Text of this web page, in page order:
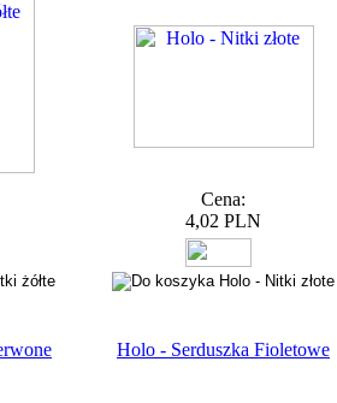
Cena:
4,02 PLN
Holo - Serduszka Fioletowe